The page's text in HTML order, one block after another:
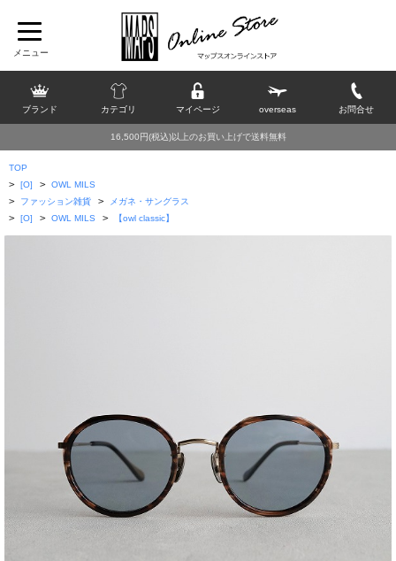
ブランド カテゴリ マイページ overseas お問合せ
16,500円(税込)以上のお買い上げで送料無料
TOP
> [O] > OWL MILS
> ファッション雑貨 > メガネ・サングラス
> [O] > OWL MILS > 【owl classic】